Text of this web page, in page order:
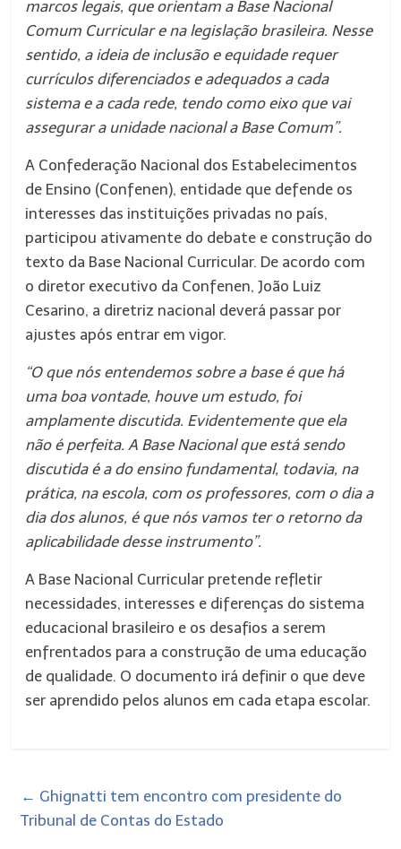
marcos legais, que orientam a Base Nacional
Comum Curricular e na legislação brasileira. Nesse
sentido, a ideia de inclusão e equidade requer
currículos diferenciados e adequados a cada
sistema e a cada rede, tendo como eixo que vai
assegurar a unidade nacional a Base Comum”.
A Confederação Nacional dos Estabelecimentos
de Ensino (Confenen), entidade que defende os
interesses das instituições privadas no país,
participou ativamente do debate e construção do
texto da Base Nacional Curricular. De acordo com
o diretor executivo da Confenen, João Luiz
Cesarino, a diretriz nacional deverá passar por
ajustes após entrar em vigor.
“O que nós entendemos sobre a base é que há
uma boa vontade, houve um estudo, foi
amplamente discutida. Evidentemente que ela
não é perfeita. A Base Nacional que está sendo
discutida é a do ensino fundamental, todavia, na
prática, na escola, com os professores, com o dia a
dia dos alunos, é que nós vamos ter o retorno da
aplicabilidade desse instrumento”.
A Base Nacional Curricular pretende refletir
necessidades, interesses e diferenças do sistema
educacional brasileiro e os desafios a serem
enfrentados para a construção de uma educação
de qualidade. O documento irá definir o que deve
ser aprendido pelos alunos em cada etapa escolar.
← Ghignatti tem encontro com presidente do
Tribunal de Contas do Estado